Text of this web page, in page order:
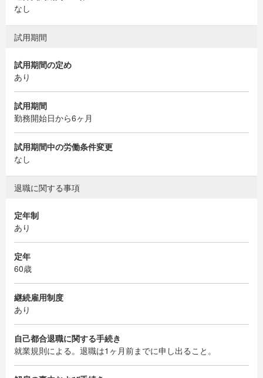
なし
試用期間
試用期間の定め
あり
試用期間
勤務開始日から6ヶ月
試用期間中の労働条件変更
なし
退職に関する事項
定年制
あり
定年
60歳
継続雇用制度
あり
自己都合退職に関する手続き
就業規則による。退職は1ヶ月前までに申し出ること。